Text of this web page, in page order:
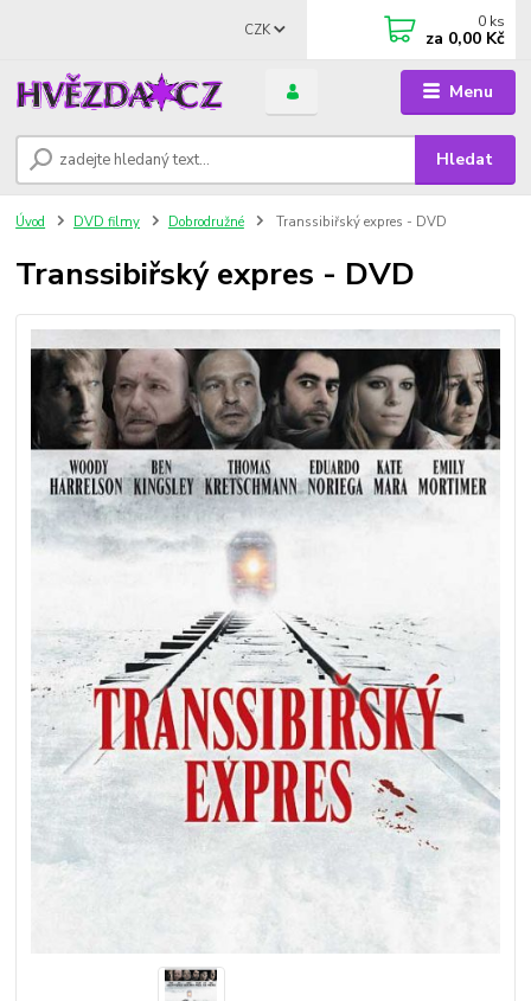
Menu
CZK
Hledat
0 ks
za 0,00 Kč
Úvod DVD filmy Dobrodružné Transsibiřský expres - DVD
Transsibiřský expres - DVD